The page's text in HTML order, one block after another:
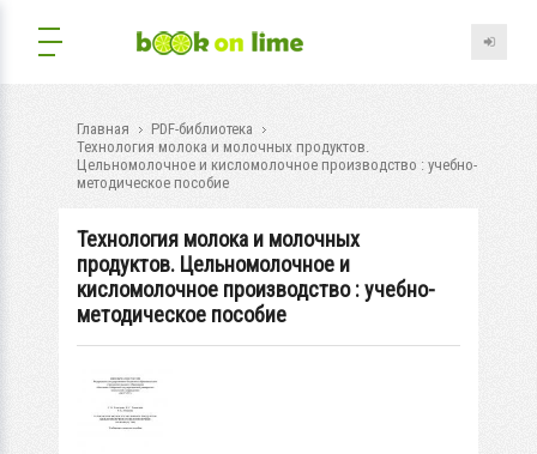
Главная
PDF-библиотека
Технология молока и молочных продуктов.
Цельномолочное и кисломолочное производство : учебно-
методическое пособие
Технология молока и молочных
продуктов. Цельномолочное и
кисломолочное производство : учебно-
методическое пособие